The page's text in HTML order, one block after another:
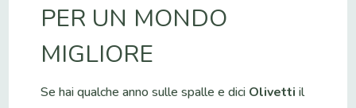
PER UN MONDO
MIGLIORE
Se hai qualche anno sulle spalle e dici Olivetti il